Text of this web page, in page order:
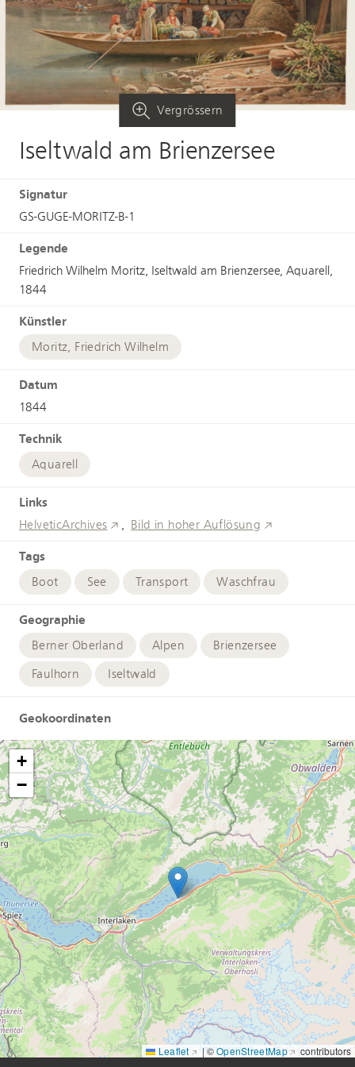
Vergrössern
Iseltwald am Brienzersee
Signatur
GS-GUGE-MORITZ-B-1
Legende
Friedrich Wilhelm Moritz, Iseltwald am Brienzersee, Aquarell,
1844
Künstler
Moritz, Friedrich Wilhelm
Datum
1844
Technik
Aquarell
Links
HelveticArchives Bild in hoher Auflösung
Tags
Boot See Transport Waschfrau
Geographie
Berner Oberland Alpen
Brienzersee
Faulhorn
Iseltwald
Geokoordinaten
+
−
Leaflet |©OpenStreetMap contributors